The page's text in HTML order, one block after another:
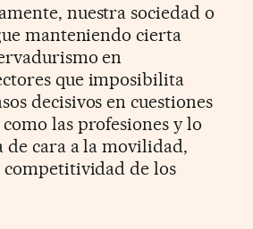
nuestra sociedad o
manteniendo cierta
en
que imposibilita
decisivos en cuestiones
las profesiones y lo
de cara a la movilidad,
de los